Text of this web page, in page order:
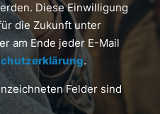
Diese Einwilligung
die Zukunft unter
am Ende jeder E-Mail
.
Felder sind